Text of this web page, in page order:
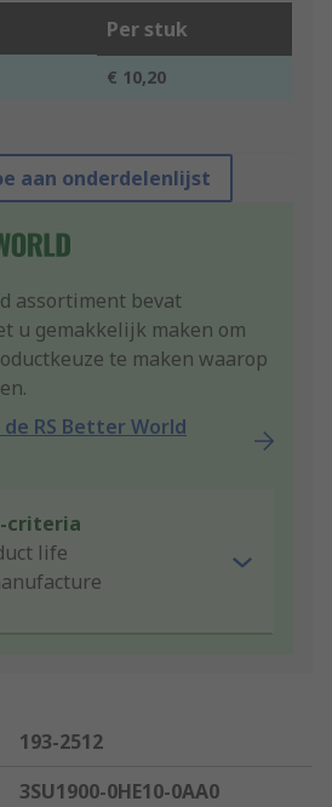
Per stuk
€ 10,20
aan onderdelenlijst
assortiment bevat
u gemakkelijk maken om
te maken waarop
RS Better World
criteria
life
193-2512
3SU1900-0HE10-0AA0